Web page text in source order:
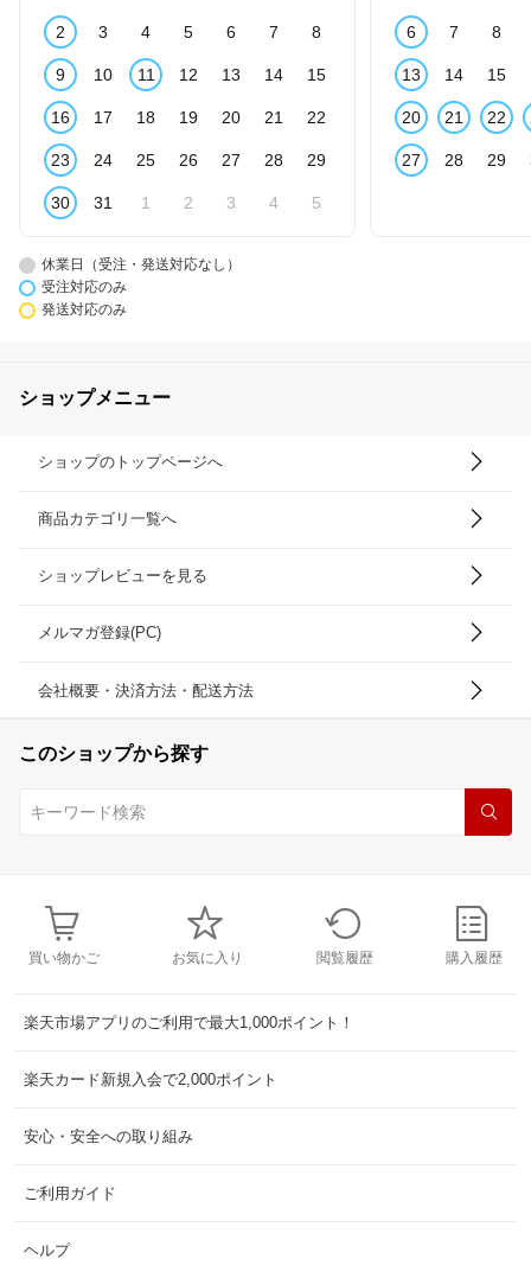
2 3 4 5 6 7 8
9 10 11 12 13 14 15
16 17 18 19 20 21 22
23 24 25 26 27 28 29
30 31 1 2 3 4 5
6 7 8
13 14 15
20 21 22
27 28 29
休業日（受注・発送対応なし）
受注対応のみ
発送対応のみ
ショップメニュー
ショップのトップページへ
商品カテゴリ一覧へ
ショップレビューを見る
メルマガ登録(PC)
会社概要・決済方法・配送方法
このショップから探す
買い物かご お気に入り 閲覧履歴 購入履歴
楽天市場アプリのご利用で最大1,000ポイント！
楽天カード新規入会で2,000ポイント
安心・安全への取り組み
ご利用ガイド
ヘルプ